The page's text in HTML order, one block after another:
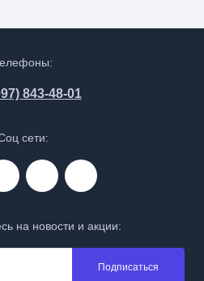
843-48-01
сети:
на новости и акции:
Подписаться